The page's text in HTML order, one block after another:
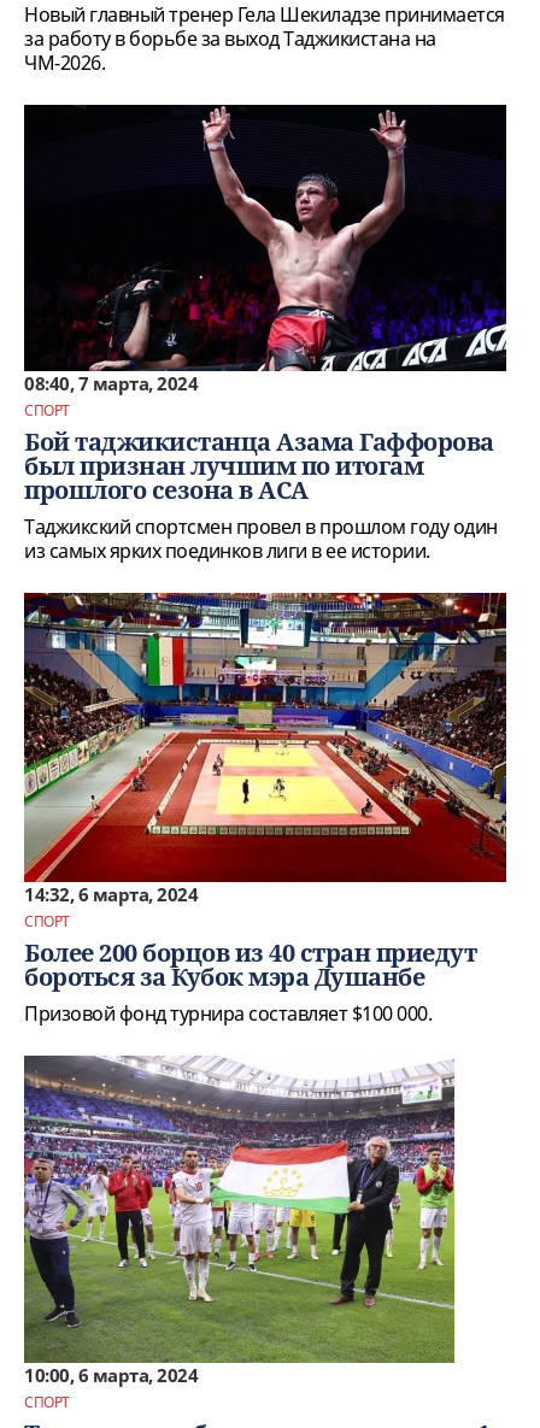
Новый главный тренер Гела Шекиладзе принимается
за работу в борьбе за выход Таджикистана на
ЧМ-2026.
08:40, 7 марта, 2024
СПОРТ
Бой таджикистанца Азама Гаффорова
был признан лучшим по итогам
прошлого сезона в АСА
Таджикский спортсмен провел в прошлом году один
из самых ярких поединков лиги в ее истории.
14:32, 6 марта, 2024
СПОРТ
Более 200 борцов из 40 стран приедут
бороться за Кубок мэра Душанбе
Призовой фонд турнира составляет $100 000.
10:00, 6 марта, 2024
СПОРТ